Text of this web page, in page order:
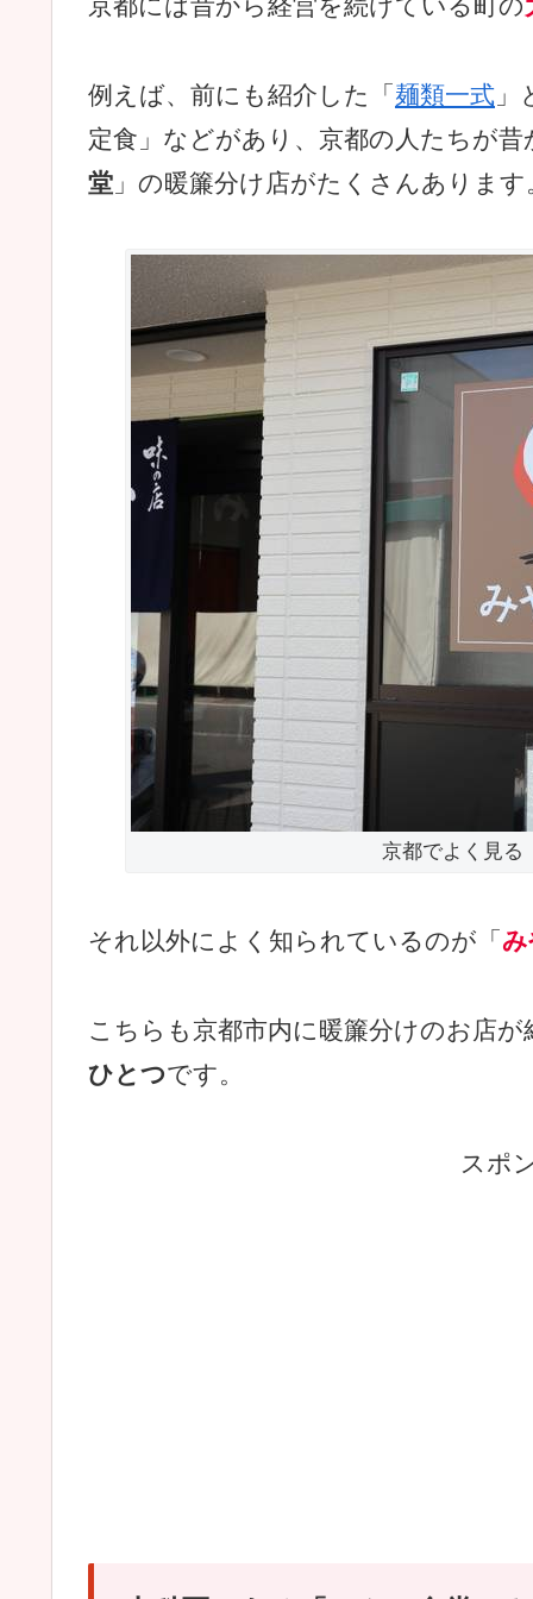
例えば、前にも紹介した「 麺類一式
定食」などがあり、京都の人たちが
堂 」の暖簾分け店がたくさんあります
京都でよく見る
それ以外によく知られているのが「
こちらも京都市内に暖簾分けのお店が
ひとつです。
スポ